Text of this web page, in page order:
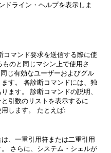
ドライン・ヘルプを表示しま
コマンド要求を送信する際に使
ものと同じマシン上で使用さ
じ有効なユーザーおよびグル
す。
各診断コマンドには、独
ます。
診断コマンドの説明、
引数のリストを表示するに
します。
たとえば:
、一重引用符または二重引用
さらに、システム・シェルが